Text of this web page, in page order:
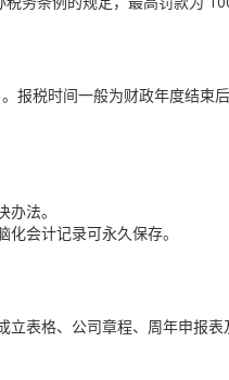
报税时间一般为财政年度结束
法。
会计记录可永久保存。
表格、公司章程、周年申报表